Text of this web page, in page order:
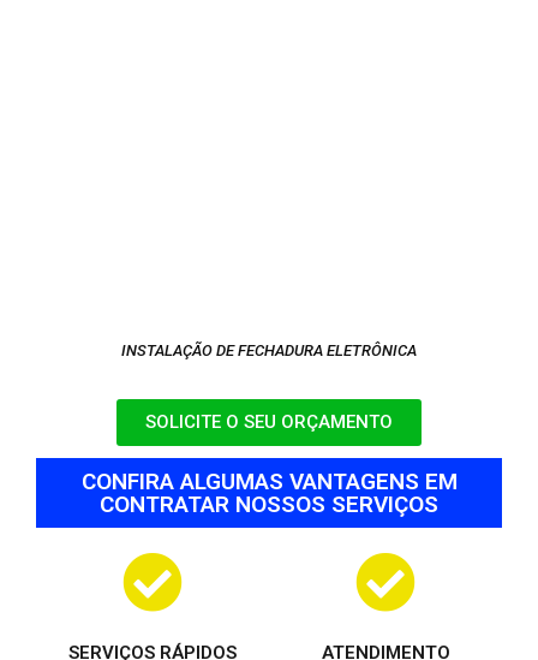
INSTALAÇÃO DE FECHADURA ELETRÔNICA
SOLICITE O SEU ORÇAMENTO
CONFIRA ALGUMAS VANTAGENS EM
CONTRATAR NOSSOS SERVIÇOS
SERVIÇOS RÁPIDOS
ATENDIMENTO